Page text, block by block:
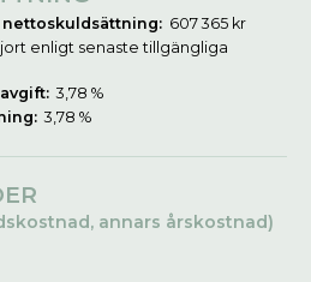
607 365 kr
enligt senaste tillgängliga
3,78 %
3,78 %
annars årskostnad)